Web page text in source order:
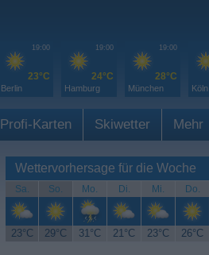
19:00
23°C
Berlin
19:00
24°C
Hamburg
19:00
28°C
München Köln
Profi-Karten Skiwetter Mehr
Wettervorhersage für die Woche
Sa. So. Mo. Di. Mi. Do.
23°C 29°C 31°C 21°C 23°C 26°C